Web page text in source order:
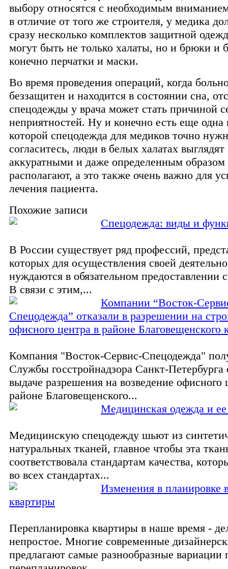
выбору относятся с необходимым
в отличие от того же строителя, у медика
сразу несколько комплектов защитной
могут быть не только халаты, но и брюки и
конечно перчатки и маски.
Во время проведения операций, когда
беззащитен и находится в состоянии сна,
спецодежды у врача может стать причиной
неприятностей. Ну и конечно есть еще
которой спецодежда для медиков точно
согласитесь, люди в белых халатах
аккуратными и даже определенным образом
располагают, а это также очень важно для
лечения пациента.
Похожие записи
Спецодежда: виды и
В России существует ряд профессий,
которых для осуществления своей
нуждаются в обязательном предоставлении
В связи с этим,...
Компании “Восток-
Спецодежда” отказали в разрешении на
офисного центра в районе Благовещенского
Компания "Восток-Сервис-Спецодежда"
Службы госстройнадзора Санкт-Петербурга
выдаче разрешения на возведение офисного
районе Благовещенского...
Медицинская одежда и
Медицинскую спецодежду шьют из
натуральных тканей, главное чтобы эта
соответствовала стандартам качества,
во всех стандартах...
Изменения в планировке
квартиры
Перепланировка квартиры в наше время -
непростое. Многие современные
предлагают самые разнообразные вариации